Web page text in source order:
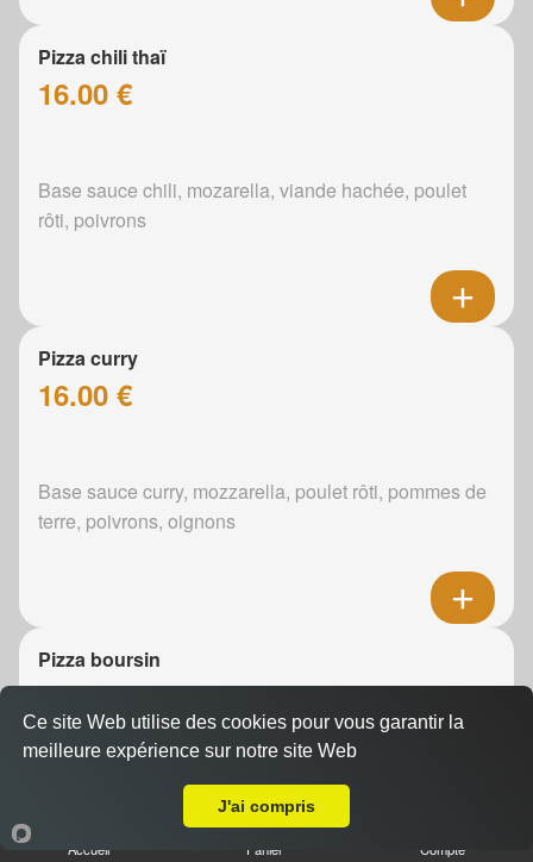
Pizza chili thaï
16.00 €
Base sauce chili, mozarella, viande hachée, poulet
rôti, poivrons
Pizza curry
16.00 €
Base sauce curry, mozzarella, poulet rôti, pommes de
terre, poivrons, oignons
Pizza boursin
16.00 €
Boursin, mozzarella, poulet rôti, pommes de terre,
Accueil Panier Compte
Ce site Web utilise des cookies pour vous garantir la
meilleure expérience sur notre site Web
J'ai compris